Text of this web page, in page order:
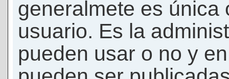
generalmete es única
usuario. Es la
pueden usar o no y